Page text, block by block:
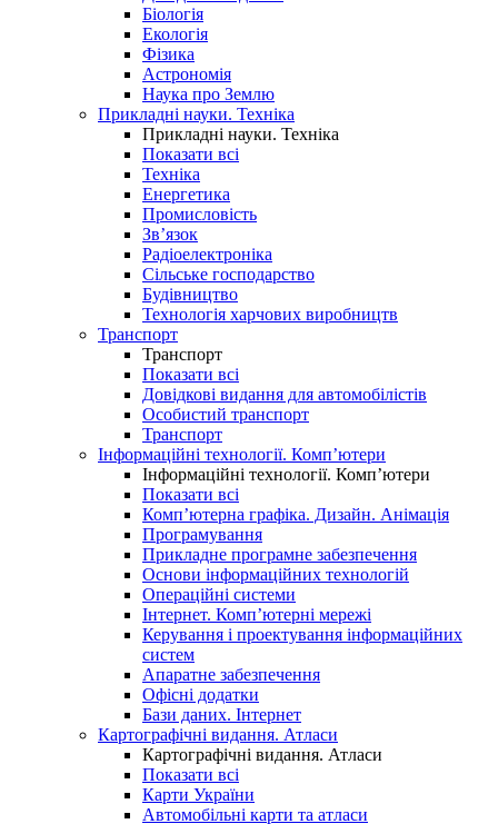
Біологія
Екологія
Фізика
Астрономія
Наука про Землю
Прикладні науки. Техніка
Прикладні науки. Техніка
Показати всі
Техніка
Енергетика
Промисловість
Зв’язок
Радіоелектроніка
Сільське господарство
Будівництво
Технологія харчових виробництв
Транспорт
Транспорт
Показати всі
Довідкові видання для автомобілістів
Особистий транспорт
Транспорт
Інформаційні технології. Комп’ютери
Інформаційні технології. Комп’ютери
Показати всі
Комп’ютерна графіка. Дизайн. Анімація
Програмування
Прикладне програмне забезпечення
Основи інформаційних технологій
Операційні системи
Інтернет. Комп’ютерні мережі
Керування і проектування інформаційних
систем
Апаратне забезпечення
Офісні додатки
Бази даних. Інтернет
Картографічні видання. Атласи
Картографічні видання. Атласи
Показати всі
Карти України
Автомобільні карти та атласи